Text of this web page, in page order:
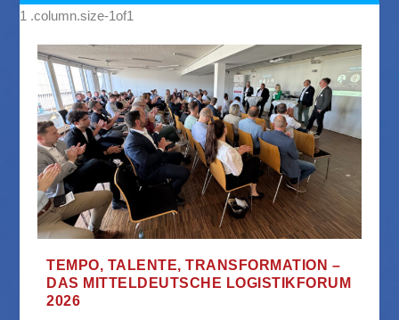
TEMPO, TALENTE, TRANSFORMATION –
DAS MITTELDEUTSCHE LOGISTIKFORUM
2026